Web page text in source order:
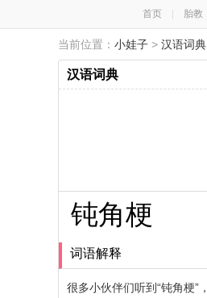
首页 胎教
当前位置： 小娃子 > 汉语词典
汉语词典
钝角梗
词语解释
很多小伙伴们听到“钝角梗”